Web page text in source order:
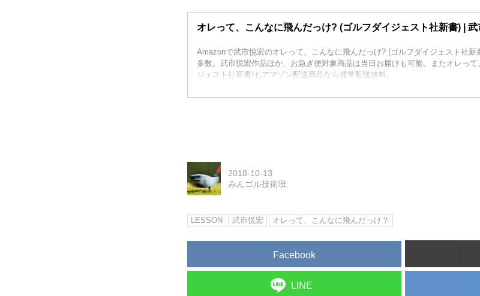
オレって、こんなに飛んだっけ? (ゴルフダイジェスト社新書) |
Amazonで武市悦宏のオレって、こんなに飛んだっけ? (ゴルフダイジェスト社
多数。武市悦宏作品ほか、お急ぎ便対象商品は当日お届けも可能。またオレっ
ジェスト社新書)もアマゾン配送商品なら通常配送無料。
2018-10-13
みんゴル技術班
LESSON 武市悦宏 オレって、こんなに飛んだっけ？
Facebook
LINE